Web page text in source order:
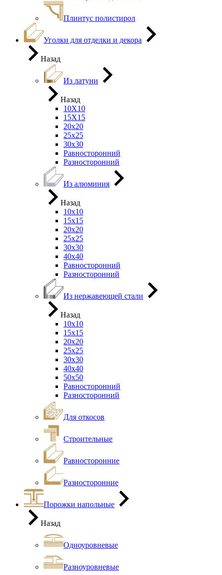
Плинтус полистирол
Уголки для отделки и декора
Назад
Из латуни
Назад
10Х10
15Х15
20х20
25х25
30х30
Равносторонний
Разносторонний
Из алюминия
Назад
10х10
15х15
20х20
25х25
30х30
40х40
Равносторонний
Разносторонний
Из нержавеющей стали
Назад
10х10
15х15
20х20
25х25
30х30
40х40
50х50
Равносторонний
Разносторонний
Для откосов
Строительные
Равносторонние
Разносторонние
Порожки напольные
Назад
Одноуровневые
Разноуровневые